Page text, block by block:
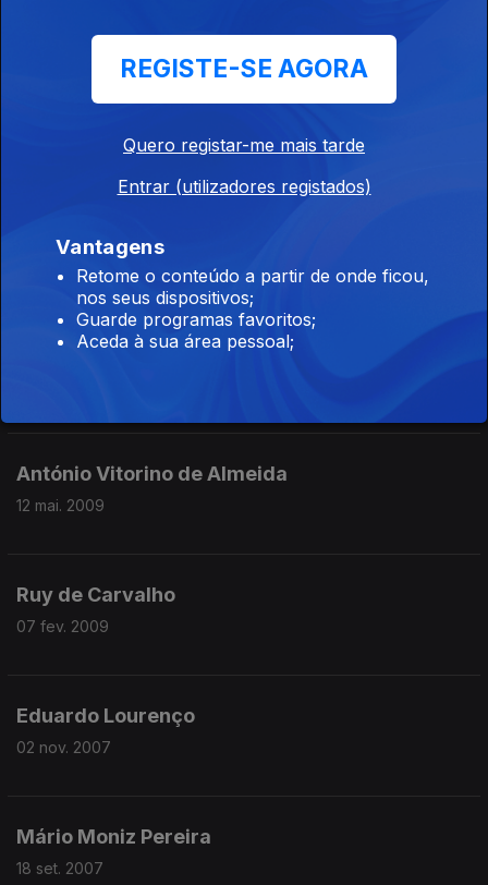
Agustina Bessa-Luís
Raul Solnado
António Vitorino de Almeida
12 mai. 2009
Ruy de Carvalho
07 fev. 2009
Eduardo Lourenço
02 nov. 2007
Mário Moniz Pereira
18 set. 2007
REGISTE-SE AGORA
Quero registar-me mais tarde
Entrar (utilizadores registados)
Vantagens
Retome o conteúdo a partir de onde ficou,
nos seus dispositivos;
Guarde programas favoritos;
Aceda à sua área pessoal;